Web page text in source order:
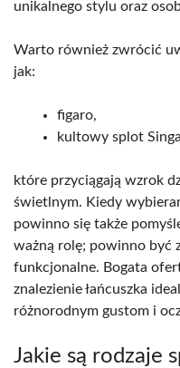
unikalnego stylu oraz
Warto również zwrócić
jak:
figaro,
kultowy splot
które przyciągają wzrok
świetlnym. Kiedy
powinno się także
ważną rolę; powinno być
funkcjonalne. Bogata
znalezienie łańcuszka
różnorodnym gustom i
Jakie są rodzaje